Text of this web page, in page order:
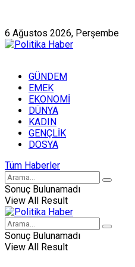
6 Ağustos 2026, Perşembe
GÜNDEM
EMEK
EKONOMİ
DÜNYA
KADIN
GENÇLİK
DOSYA
Tüm Haberler
Sonuç Bulunamadı
View All Result
Sonuç Bulunamadı
View All Result